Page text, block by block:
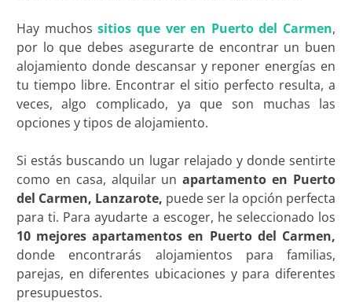
Hay muchossitios que ver en Puerto del Carmen,
por lo que debes asegurarte de encontrar un buen
alojamiento donde descansar y reponer energías en
tu tiempo libre. Encontrar el sitio perfecto resulta, a
veces, algo complicado, ya que son muchas las
opciones y tipos de alojamiento.
Si estás buscando un lugar relajado y donde sentirte
como en casa, alquilar un apartamento en Puerto
del Carmen, Lanzarote, puede ser la opción perfecta
para ti. Para ayudarte a escoger, he seleccionado los
10 mejores apartamentos en Puerto del Carmen,
donde encontrarás alojamientos para familias,
parejas, en diferentes ubicaciones y para diferentes
presupuestos.